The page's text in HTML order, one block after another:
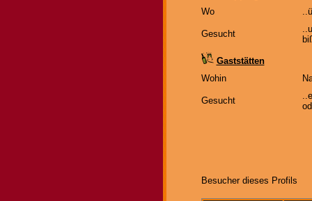
Wo
Gesucht
Gaststätten
Wohin
Gesucht
Besucher dieses Profils